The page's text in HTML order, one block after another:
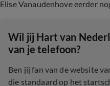
Elise Vanaudenhove eerder
Wil jij Hart van
van je telefoon?
Ben jij fan van de website
die standaard op het